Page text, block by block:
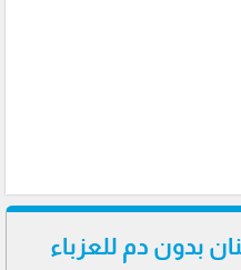
بدون دم للعزباء